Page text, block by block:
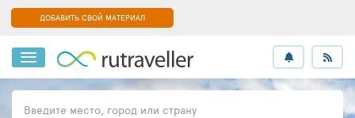
ДОБАВИТЬ СВОЙ МАТЕРИАЛ
Введите место, город или страну